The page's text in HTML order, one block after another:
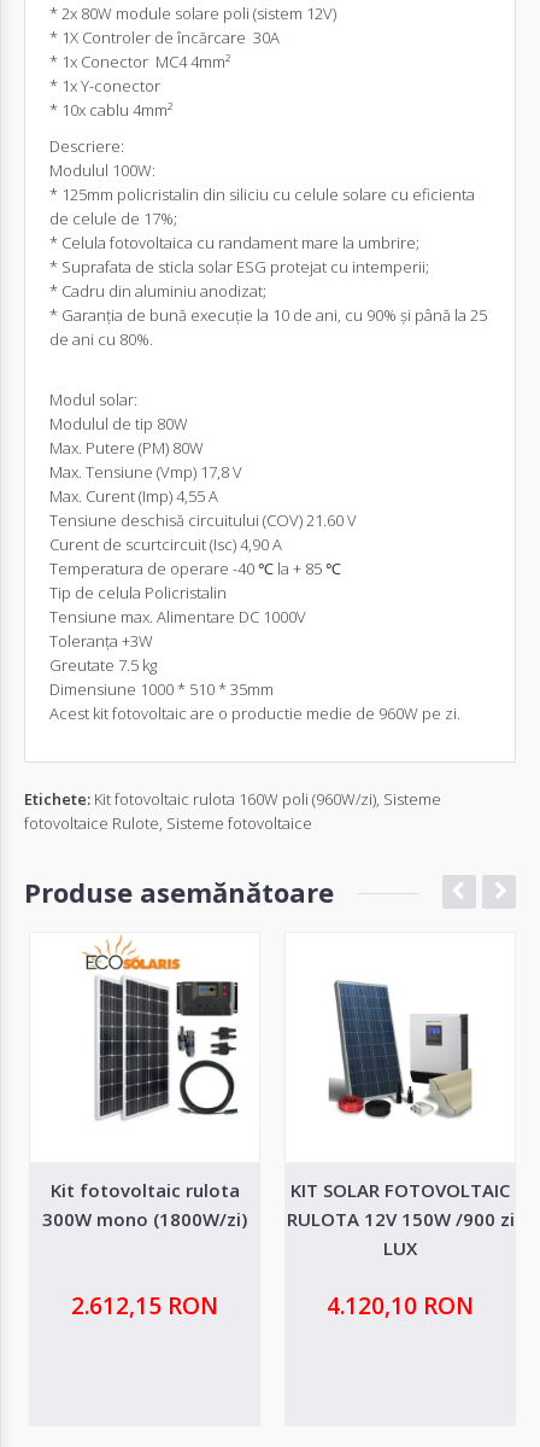
* 2x 80W module solare poli (sistem 12V)
* 1X Controler de încărcare 30A
* 1x Conector MC4 4mm²
* 1x Y-conector
* 10x cablu 4mm²
Descriere:
Modulul 100W:
* 125mm policristalin din siliciu cu celule solare cu eficienta
de celule de 17%;
* Celula fotovoltaica cu randament mare la umbrire;
* Suprafata de sticla solar ESG protejat cu intemperii;
* Cadru din aluminiu anodizat;
* Garanția de bună execuție la 10 de ani, cu 90% și până la 25
de ani cu 80%.
Modul solar:
Modulul de tip 80W
Max. Putere (PM) 80W
Max. Tensiune (Vmp) 17,8 V
Max. Curent (Imp) 4,55 A
Tensiune deschisă circuitului (COV) 21.60 V
Curent de scurtcircuit (Isc) 4,90 A
Temperatura de operare -40 ℃ la + 85 ℃
Tip de celula Policristalin
Tensiune max. Alimentare DC 1000V
Toleranța +3W
Greutate 7.5 kg
Dimensiune 1000 * 510 * 35mm
Acest kit fotovoltaic are o productie medie de 960W pe zi.
Etichete: Kit fotovoltaic rulota 160W poli (960W/zi) Sisteme
fotovoltaice Rulote Sisteme fotovoltaice
Produse asemănătoare
Kit fotovoltaic rulota
300W mono (1800W/zi)
2.612,15 RON
KIT SOLAR FOTOVOLTAIC
RULOTA 12V 150W /900 zi
LUX
4.120,10 RON